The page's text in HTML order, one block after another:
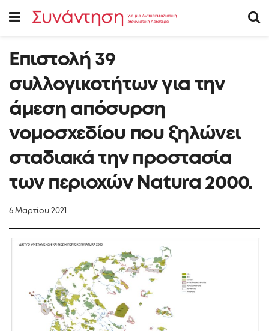
Eπιστολή 39
συλλογικοτήτων για την
άμεση απόσυρση
νομοσχεδίου που ξηλώνει
σταδιακά την προστασία
των περιοχών Natura 2000.
6 Μαρτίου 2021